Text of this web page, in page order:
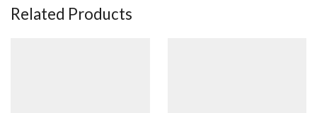
Related Products